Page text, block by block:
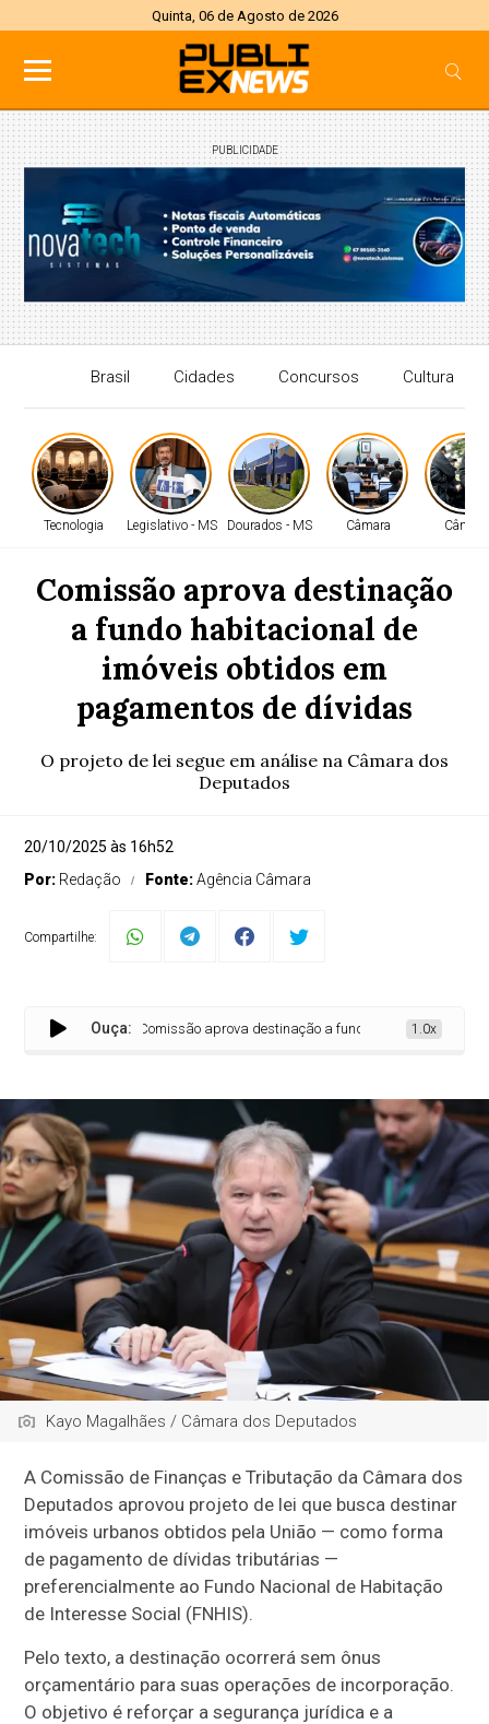
Quinta, 06 de Agosto de 2026
PUBLICIDADE
Brasil Cidades Concursos Cultura
Tecnologia Legislativo - MS Dourados - MS Câmara Câmara
Comissão aprova destinação
a fundo habitacional de
imóveis obtidos em
pagamentos de dívidas
O projeto de lei segue em análise na Câmara dos
Deputados
20/10/2025 às 16h52
Por: Redação Fonte:Agência Câmara
Compartilhe:
Ouça:
Comissão aprova destinação a fundo habitacional de
1.0x
Kayo Magalhães / Câmara dos Deputados
A Comissão de Finanças e Tributação da Câmara dos
Deputados aprovou projeto de lei que busca destinar
imóveis urbanos obtidos pela União — como forma
de pagamento de dívidas tributárias —
preferencialmente ao Fundo Nacional de Habitação
de Interesse Social (FNHIS).
Pelo texto, a destinação ocorrerá sem ônus
orçamentário para suas operações de incorporação.
O objetivo é reforçar a segurança jurídica e a